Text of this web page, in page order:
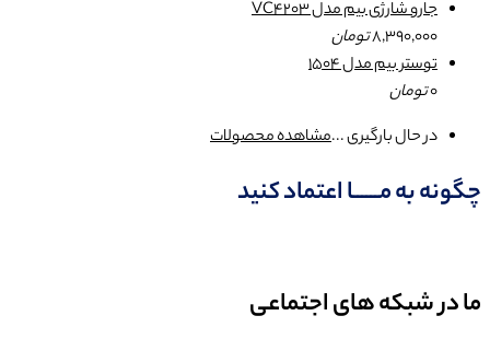
جارو شارژی بیم مدل VC4203
8,390,000تومان
توستر بیم مدل 1504
0تومان
در حال بارگیری ...مشاهده محصولات
چگونه به مــــــا اعتماد کنید
ما در شبکه های اجتماعی